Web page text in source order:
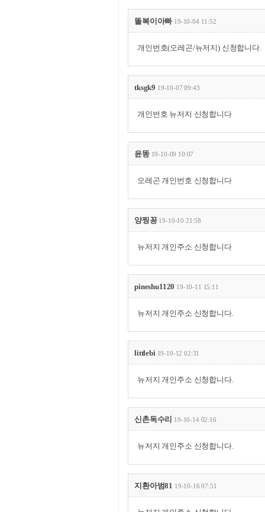
똘복이아빠 19-10-04 11:52
개인번호(오레곤/뉴저지) 신청합니다.
tksgk9 19-10-07 09:43
개인번호 뉴저지 신청합니다
윤똥 19-10-09 10:07
오레곤 개인번호 신청합니다
양찡꽁 19-10-10 21:58
뉴저지 개인주소 신청합니다
pineshu1120 19-10-11 15:11
뉴저지 개인주소 신청합니다.
littlebi 19-10-12 02:31
뉴저지 개인주소 신청합니다.
신촌독수리 19-10-14 02:16
뉴저지 개인주소 신청합니다.
지환아범81 19-10-16 07:51